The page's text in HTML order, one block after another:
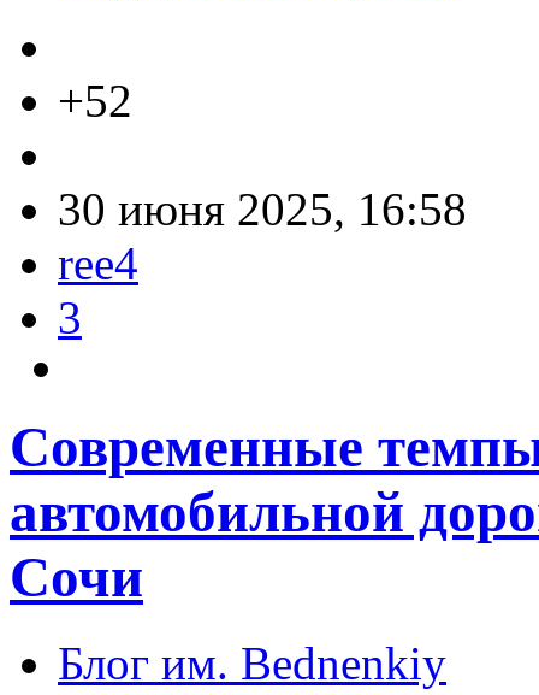
+52
30 июня 2025, 16:58
ree4
3
Современные
автомобильной
Сочи
Блог им. Bednenkiy